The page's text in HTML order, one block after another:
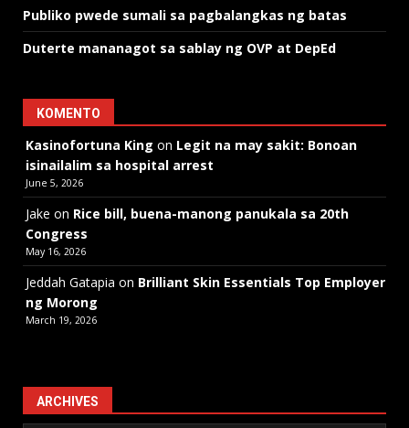
Publiko pwede sumali sa pagbalangkas ng batas
Duterte mananagot sa sablay ng OVP at DepEd
KOMENTO
Kasinofortuna King on Legit na may sakit: Bonoan
isinailalim sa hospital arrest
June 5, 2026
Jake on Rice bill, buena-manong panukala sa 20th
Congress
May 16, 2026
Jeddah Gatapia on Brilliant Skin Essentials Top Employer
ng Morong
March 19, 2026
ARCHIVES